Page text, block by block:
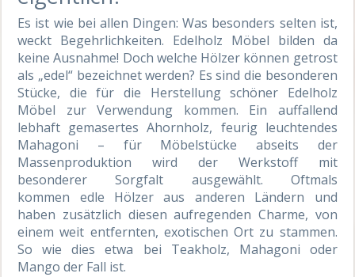
Es ist wie bei allen Dingen: Was besonders selten ist,
weckt Begehrlichkeiten. Edelholz Möbel bilden da
keine Ausnahme! Doch welche Hölzer können getrost
als „edel“ bezeichnet werden? Es sind die besonderen
Stücke, die für die Herstellung schöner Edelholz
Möbel zur Verwendung kommen. Ein auffallend
lebhaft gemasertes Ahornholz, feurig leuchtendes
Mahagoni – für Möbelstücke abseits der
Massenproduktion wird der Werkstoff mit
besonderer Sorgfalt ausgewählt. Oftmals
kommen edle Hölzer aus anderen Ländern und
haben zusätzlich diesen aufregenden Charme, von
einem weit entfernten, exotischen Ort zu stammen.
So wie dies etwa bei Teakholz, Mahagoni oder
Mango der Fall ist.